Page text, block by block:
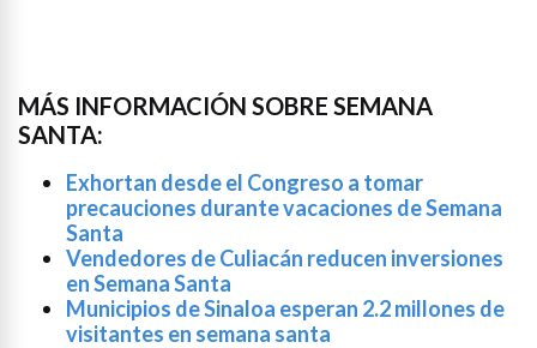
MÁS INFORMACIÓN SOBRE SEMANA
SANTA:
Exhortan desde el Congreso a tomar
precauciones durante vacaciones de Semana
Santa
Vendedores de Culiacán reducen inversiones
en Semana Santa
Municipios de Sinaloa esperan 2.2 millones de
visitantes en semana santa